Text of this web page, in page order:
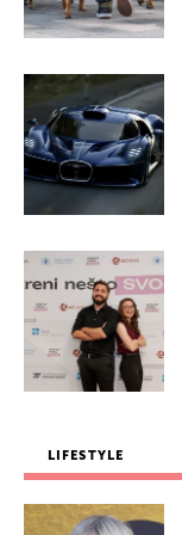
LIFESTYLE